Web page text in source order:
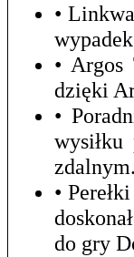
•
• Argos
dzięki
•
zdalnym.
•
do gry